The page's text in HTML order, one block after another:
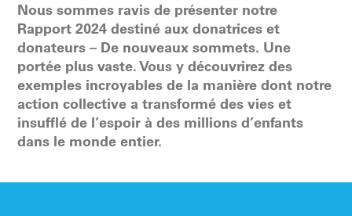
Nous sommes ravis de présenter notre
Rapport 2024 destiné aux donatrices et
donateurs – De nouveaux sommets. Une
portée plus vaste. Vous y découvrirez des
exemples incroyables de la manière dont notre
action collective a transformé des vies et
insufflé de l’espoir à des millions d’enfants
dans le monde entier.